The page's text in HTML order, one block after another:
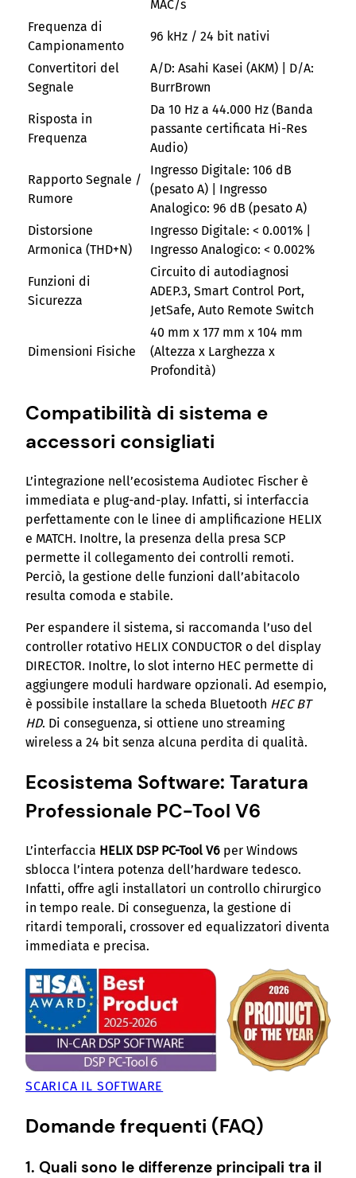
MAC/s
Frequenza di
Campionamento
96 kHz / 24 bit nativi
Convertitori del
Segnale
A/D: Asahi Kasei (AKM) | D/A:
BurrBrown
Risposta in
Frequenza
Da 10 Hz a 44.000 Hz (Banda
passante certificata Hi-Res
Audio)
Rapporto Segnale /
Rumore
Ingresso Digitale: 106 dB
(pesato A) | Ingresso
Analogico: 96 dB (pesato A)
Distorsione
Armonica (THD+N)
Ingresso Digitale: < 0.001% |
Ingresso Analogico: < 0.002%
Funzioni di
Sicurezza
Circuito di autodiagnosi
ADEP.3, Smart Control Port,
JetSafe, Auto Remote Switch
Dimensioni Fisiche
40 mm x 177 mm x 104 mm
(Altezza x Larghezza x
Profondità)
Compatibilità di sistema e
accessori consigliati
L’integrazione nell’ecosistema Audiotec Fischer è
immediata e plug-and-play. Infatti, si interfaccia
perfettamente con le linee di amplificazione HELIX
e MATCH. Inoltre, la presenza della presa SCP
permette il collegamento dei controlli remoti.
Perciò, la gestione delle funzioni dall’abitacolo
resulta comoda e stabile.
Per espandere il sistema, si raccomanda l’uso del
controller rotativo HELIX CONDUCTOR o del display
DIRECTOR. Inoltre, lo slot interno HEC permette di
aggiungere moduli hardware opzionali. Ad esempio,
è possibile installare la scheda Bluetooth HEC BT
HD. Di conseguenza, si ottiene uno streaming
wireless a 24 bit senza alcuna perdita di qualità.
Ecosistema Software: Taratura
Professionale PC-Tool V6
L’interfaccia HELIX DSP PC-Tool V6 per Windows
sblocca l’intera potenza dell’hardware tedesco.
Infatti, offre agli installatori un controllo chirurgico
in tempo reale. Di conseguenza, la gestione di
ritardi temporali, crossover ed equalizzatori diventa
immediata e precisa.
SCARICA IL SOFTWARE
Domande frequenti (FAQ)
1. Quali sono le differenze principali tra il